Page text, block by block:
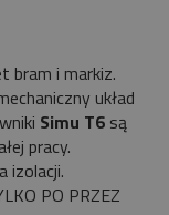
bram i markiz.
układ
Simu T6 są
pracy.
izolacji.
PO PRZEZ